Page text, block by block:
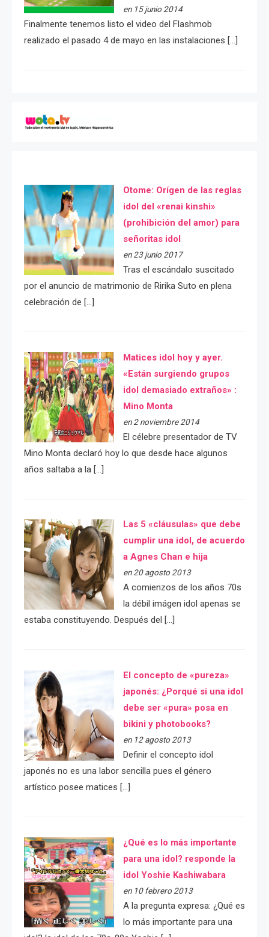
en 15 junio 2014
Finalmente tenemos listo el video del Flashmob
realizado el pasado 4 de mayo en las instalaciones […]
Otome: Orígen de las reglas
idol del «renai kinshi»
(prohibición del amor) para
señoritas idol
en 23 junio 2017
Tras el escándalo suscitado
por el anuncio de matrimonio de Ririka Suto en plena
celebración de […]
Matices idol hoy y ayer.
«Están surgiendo grupos
idol demasiado extraños» :
Mino Monta
en 2 noviembre 2014
El célebre presentador de TV
Mino Monta declaró hoy lo que desde hace algunos
años saltaba a la […]
Las 5 «cláusulas» que debe
cumplir una idol, de acuerdo
a Agnes Chan e hija
en 20 agosto 2013
A comienzos de los años 70s
la débil imágen idol apenas se
estaba constituyendo. Después del […]
El concepto de «pureza»
japonés: ¿Porqué si una idol
debe ser «pura» posa en
bikini y photobooks?
en 12 agosto 2013
Definir el concepto idol
japonés no es una labor sencilla pues el género
artístico posee matices […]
¿Qué es lo más importante
para una idol? responde la
idol Yoshie Kashiwabara
en 10 febrero 2013
A la pregunta expresa: ¿Qué es
lo más importante para una